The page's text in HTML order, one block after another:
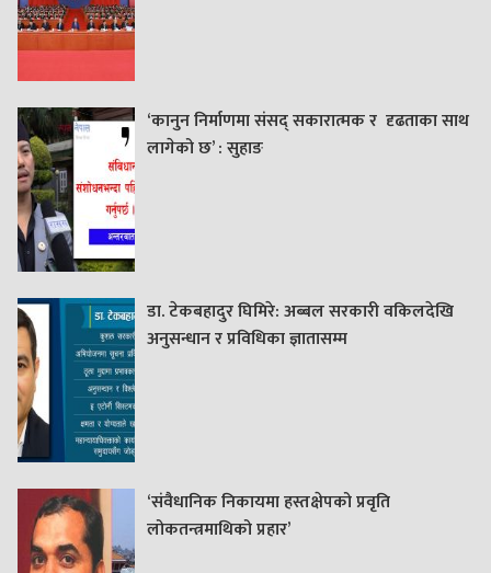
‘कानुन निर्माणमा संसद् सकारात्मक र दृढताका साथ
लागेको छ’ : सुहाङ
डा. टेकबहादुर घिमिरे: अब्बल सरकारी वकिलदेखि
अनुसन्धान र प्रविधिका ज्ञातासम्म
‘संवैधानिक निकायमा हस्तक्षेपको प्रवृति
लोकतन्त्रमाथिको प्रहार’